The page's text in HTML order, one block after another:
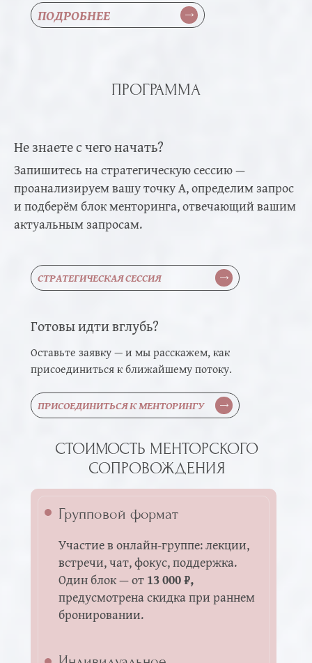
ПОДРОБНЕЕ
ПРОГРАММА
Не знаете с чего начать?
Запишитесь на стратегическую сессию —
проанализируем вашу точку А, определим запрос
и подберём блок менторинга, отвечающий вашим
актуальным запросам.
ПРИСОЕДИНИТЬСЯ К МЕНТОРИНГУ
Готовы идти вглубь?
Оставьте заявку — и мы расскажем, как
присоединиться к ближайшему потоку.
СТРАТЕГИЧЕСКАЯ СЕССИЯ
СТОИМОСТЬ МЕНТОРСКОГО
СОПРОВОЖДЕНИЯ
Мы подбираем специалиста под
ваш запрос, чтобы терапия была
В команде есть эксперты
по тревожности, выгоранию,
эмоциональной нестабильности
Групповой формат
Участие в онлайн-группе: лекции,
встречи, чат, фокус, поддержка.
Один блок — от13 000 ₽,
предусмотрена скидка при раннем
бронировании.